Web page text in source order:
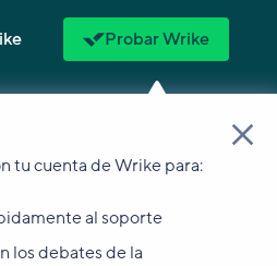
Probar Wrike
tu cuenta de Wrike para:
al soporte
los debates de la